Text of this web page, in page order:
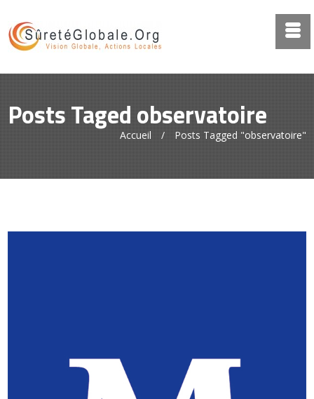
Posts Taged observatoire
Accueil / Posts Tagged "observatoire"